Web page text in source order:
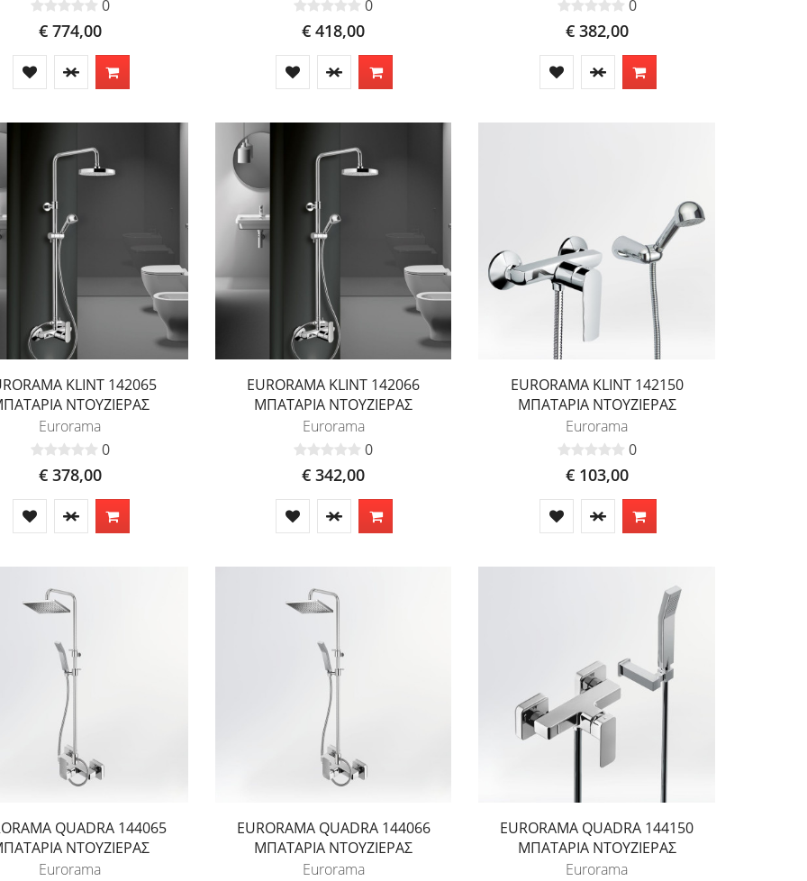
0
€ 774,00
0
€ 418,00
0
€ 382,00
KLINT 142065
ΝΤΟΥΖΙΕΡΑΣ
Eurorama
0
€ 378,00
EURORAMA KLINT 142066
ΜΠΑΤΑΡΙΑ ΝΤΟΥΖΙΕΡΑΣ
Eurorama
0
€ 342,00
EURORAMA KLINT 142150
ΜΠΑΤΑΡΙΑ ΝΤΟΥΖΙΕΡΑΣ
Eurorama
0
€ 103,00
QUADRA 144065
ΝΤΟΥΖΙΕΡΑΣ
Eurorama
EURORAMA QUADRA 144066
ΜΠΑΤΑΡΙΑ ΝΤΟΥΖΙΕΡΑΣ
Eurorama
EURORAMA QUADRA 144150
ΜΠΑΤΑΡΙΑ ΝΤΟΥΖΙΕΡΑΣ
Eurorama